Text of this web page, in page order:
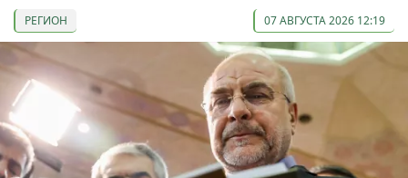
РЕГИОН 07 АВГУСТА 2026 12:19